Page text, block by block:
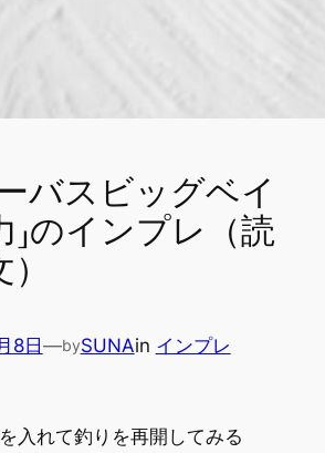
バスビッグベイ
」のインプレ（読
8日 —bySUNAin インプレ
入れて釣りを再開してみる